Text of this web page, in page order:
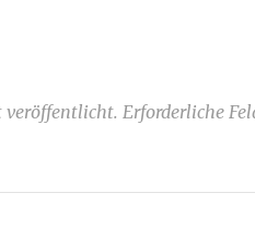
veröffentlicht. Erforderliche